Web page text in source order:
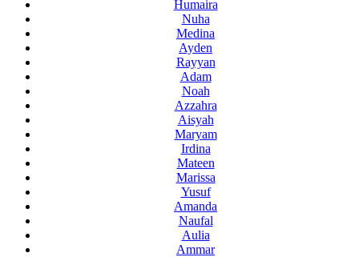
Humaira
Nuha
Medina
Ayden
Rayyan
Adam
Noah
Azzahra
Aisyah
Maryam
Irdina
Mateen
Marissa
Yusuf
Amanda
Naufal
Aulia
Ammar